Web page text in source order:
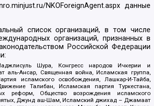
NKOForeignAgent.aspxданные
список организаций, в том числе
организаций, признанных в
Российской Федерации
Шура, Конгресс народов Ичкерии и
аль-Ансар, Священная война, Исламская группа,
исламского освобождения, Лашкар-И-Тайба,
Талибан, Исламская партия Туркестана,
реформ, Общество возрождения исламского
Джунд аш-Шам, Исламский джихад – Джамаат